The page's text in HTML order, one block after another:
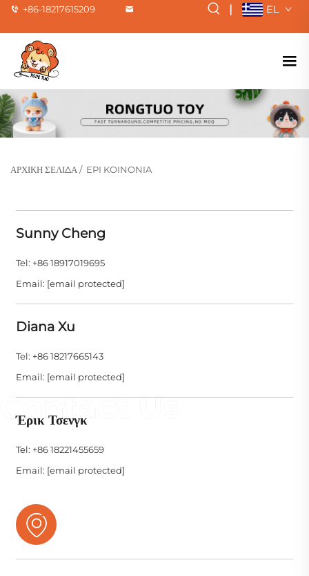
+86-18217615209 | EL
ΑΡΧΙΚΉ ΣΕΛΊΔΑ / EPI KOINONIA
Sunny Cheng
Tel: +86 18917019695
Email: [email protected]
Diana Xu
Tel: +86 18217665143
Email: [email protected]
Έρικ Τσενγκ
Tel: +86 18221455659
Email: [email protected]